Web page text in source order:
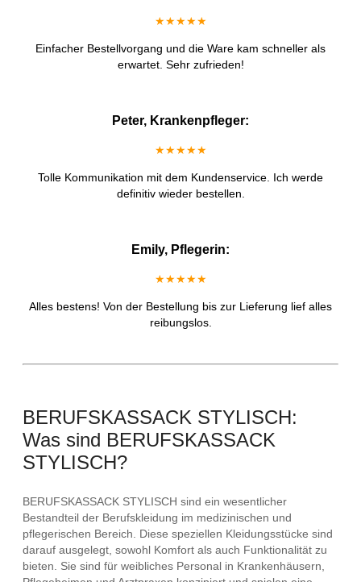
★★★★★
Einfacher Bestellvorgang und die Ware kam schneller als
erwartet. Sehr zufrieden!
Peter, Krankenpfleger:
★★★★★
Tolle Kommunikation mit dem Kundenservice. Ich werde
definitiv wieder bestellen.
Emily, Pflegerin:
★★★★★
Alles bestens! Von der Bestellung bis zur Lieferung lief alles
reibungslos.
BERUFSKASSACK STYLISCH:
Was sind BERUFSKASSACK
STYLISCH?
BERUFSKASSACK STYLISCH sind ein wesentlicher
Bestandteil der Berufskleidung im medizinischen und
pflegerischen Bereich. Diese speziellen Kleidungsstücke sind
darauf ausgelegt, sowohl Komfort als auch Funktionalität zu
bieten. Sie sind für weibliches Personal in Krankenhäusern,